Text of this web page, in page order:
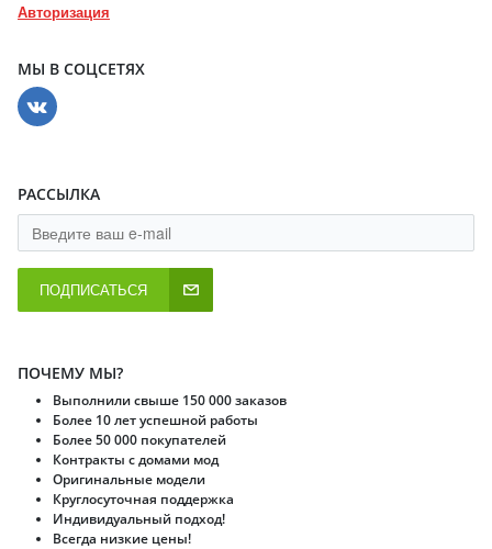
Авторизация
МЫ В СОЦСЕТЯХ
РАССЫЛКА
ПОДПИСАТЬСЯ
ПОЧЕМУ МЫ?
Выполнили свыше 150 000 заказов
Более 10 лет успешной работы
Более 50 000 покупателей
Контракты с домами мод
Оригинальные модели
Круглосуточная поддержка
Индивидуальный подход!
Всегда низкие цены!